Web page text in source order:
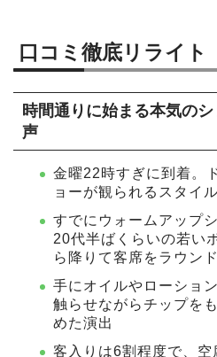
口コミ徹底リライト
時間通りに始まる本気の
声
金曜22時すぎに到着。
ョーが観られるスタイル
すでにウォームアップ
20代半ばくらいの若い
ら降りて客席をラウンド
手にオイルやローショ
触らせながらチップを
めた演出
客入りは6割程度で、